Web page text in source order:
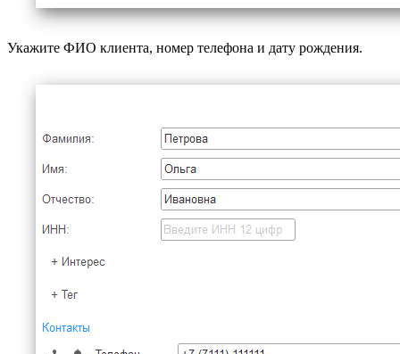
Укажите ФИО клиента, номер телефона и дату рождения.